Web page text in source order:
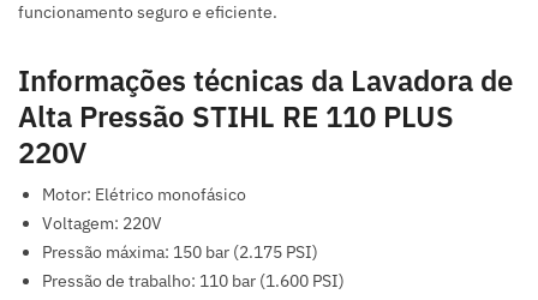
funcionamento seguro e eficiente.
Informações técnicas da Lavadora de
Alta Pressão STIHL RE 110 PLUS
220V
Motor: Elétrico monofásico
Voltagem: 220V
Pressão máxima: 150 bar (2.175 PSI)
Pressão de trabalho: 110 bar (1.600 PSI)